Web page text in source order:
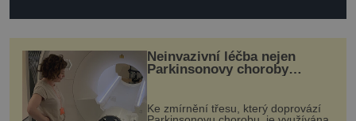
Neinvazivní léčba nejen
Parkinsonovy choroby
Ke zmírnění třesu, který doprovází